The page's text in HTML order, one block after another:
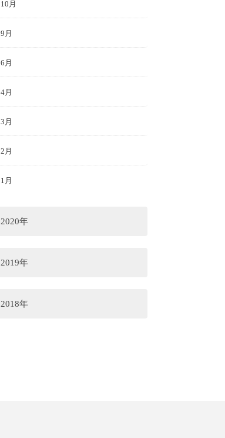
10月
9月
6月
4月
3月
2月
1月
2020年
2019年
2018年